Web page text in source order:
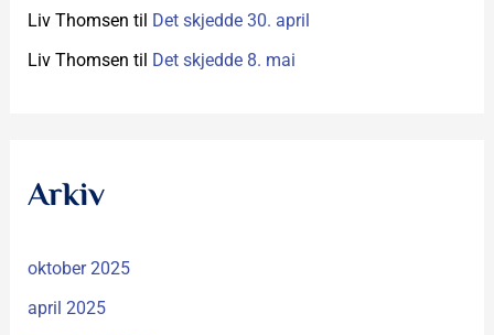
Liv Thomsen til Det skjedde 30. april
Liv Thomsen til Det skjedde 8. mai
Arkiv
oktober 2025
april 2025